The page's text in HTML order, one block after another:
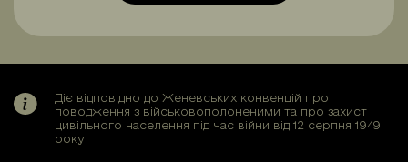
Діє відповідно до Женевських конвенцій про
поводження з військовополоненими та про захист
цивільного населення під час війни від 12 серпня 1949
року